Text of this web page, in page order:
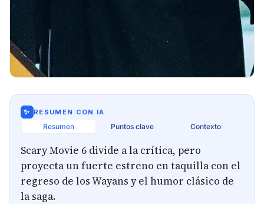
✨ RESUMEN CON IA
Resumen Puntos clave Contexto
Scary Movie 6 divide a la crítica, pero
proyecta un fuerte estreno en taquilla con el
regreso de los Wayans y el humor clásico de
la saga.